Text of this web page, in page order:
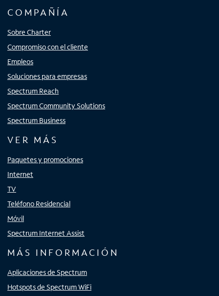
COMPAÑÍA
Sobre Charter
Compromiso con el cliente
Empleos
Soluciones para empresas
Spectrum Reach
Spectrum Community Solutions
Spectrum Business
VER MÁS
Paquetes y promociones
Internet
TV
Teléfono Residencial
Móvil
Spectrum Internet Assist
MÁS INFORMACIÓN
Aplicaciones de Spectrum
Hotspots de Spectrum WiFi